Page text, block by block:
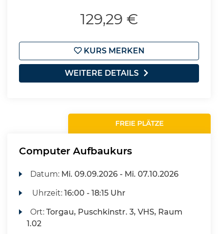
129,29 €
KURS MERKEN
WEITERE DETAILS
FREIE PLÄTZE
Computer Aufbaukurs
Datum: Mi. 09.09.2026 - Mi. 07.10.2026
Uhrzeit:16:00 - 18:15 Uhr
Ort:Torgau, Puschkinstr. 3, VHS, Raum
1.02